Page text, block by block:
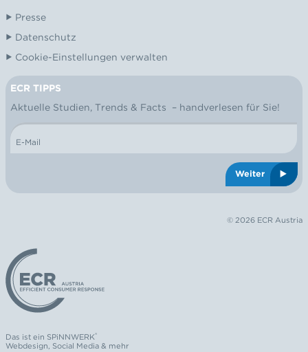
Presse
Datenschutz
Cookie-Einstellungen verwalten
NEWSLETTER
ECR TIPPS
Aktuelle Studien, Trends & Facts – handverlesen für Sie!
E-Mail
Weiter
© 2026 ECR Austria
Logo: ECR Austria
Das ist ein SPiNNWERK®
Webdesign, Social Media& mehr